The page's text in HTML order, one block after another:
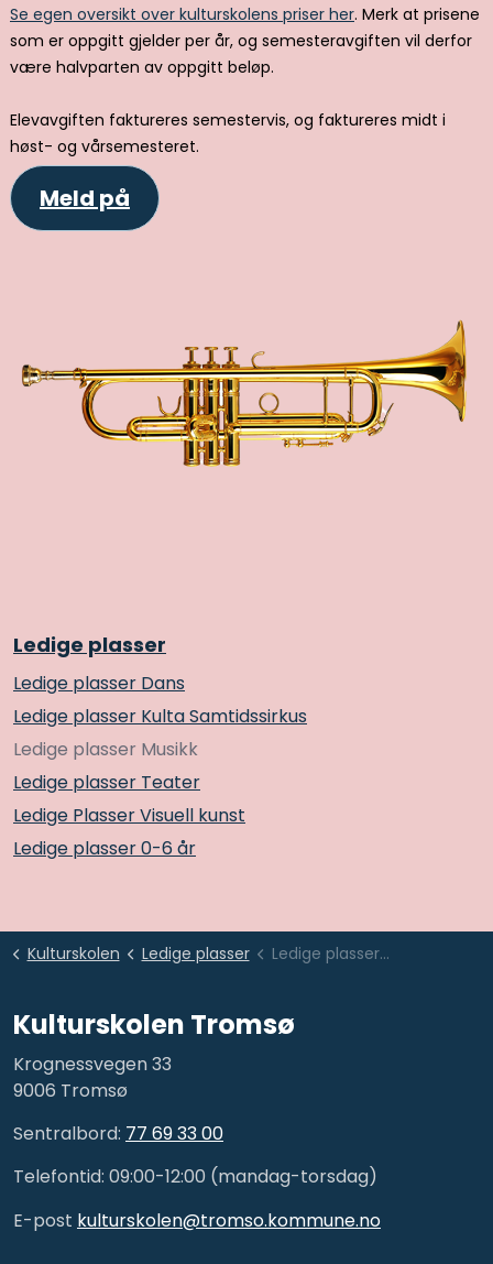
Se egen oversikt over kulturskolens priser her. Merk at prisene
som er oppgitt gjelder per år, og semesteravgiften vil derfor
være halvparten av oppgitt beløp.
Elevavgiften faktureres semestervis, og faktureres midt i
høst- og vårsemesteret.
Meld på
Ledige plasser
Ledige plasser Dans
Ledige plasser Kulta Samtidssirkus
Ledige plasser Musikk
Ledige plasser Teater
Ledige Plasser Visuell kunst
Ledige plasser 0-6 år
Kulturskolen Ledige plasser Ledige plasser Musikk
Kulturskolen Tromsø
Krognessvegen 33
9006 Tromsø
Sentralbord: 77 69 33 00
Telefontid: 09:00-12:00 (mandag-torsdag)
E-post kulturskolen@tromso.kommune.no